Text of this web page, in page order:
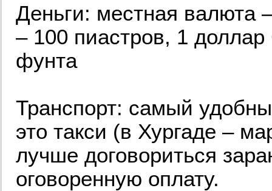
Деньги: местная валюта
– 100 пиастров, 1
фунта
Транспорт: самый
это такси (в Хургаде –
лучше договориться
оговоренную оплату.